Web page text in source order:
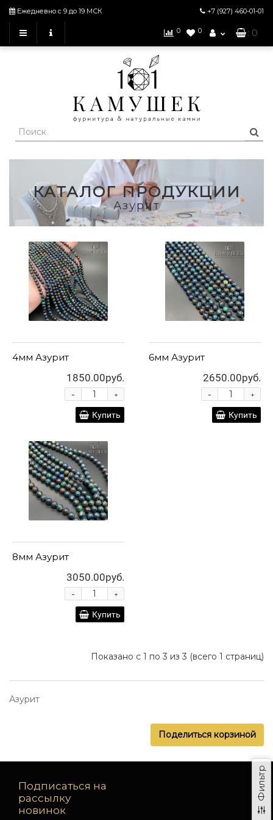
Ежедневно с 9 до 19 МСК +7 (927) 460-01-01
0 0 : 0
КАТАЛОГ ПРОДУКЦИИ
Азурит
Фильтр
4мм Азурит
1850.00руб.
+
-
Купить
6мм Азурит
2650.00руб.
+
-
Купить
8мм Азурит
3050.00руб.
+
-
Купить
Показано с 1 по 3 из 3 (всего 1 страниц)
Азурит
Поделиться корзиной
Подписаться на
рассылку
новинок